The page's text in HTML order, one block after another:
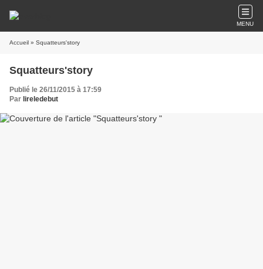
MENU
Accueil » Squatteurs'story
Squatteurs'story
Publié le 26/11/2015 à 17:59
Par lireledebut